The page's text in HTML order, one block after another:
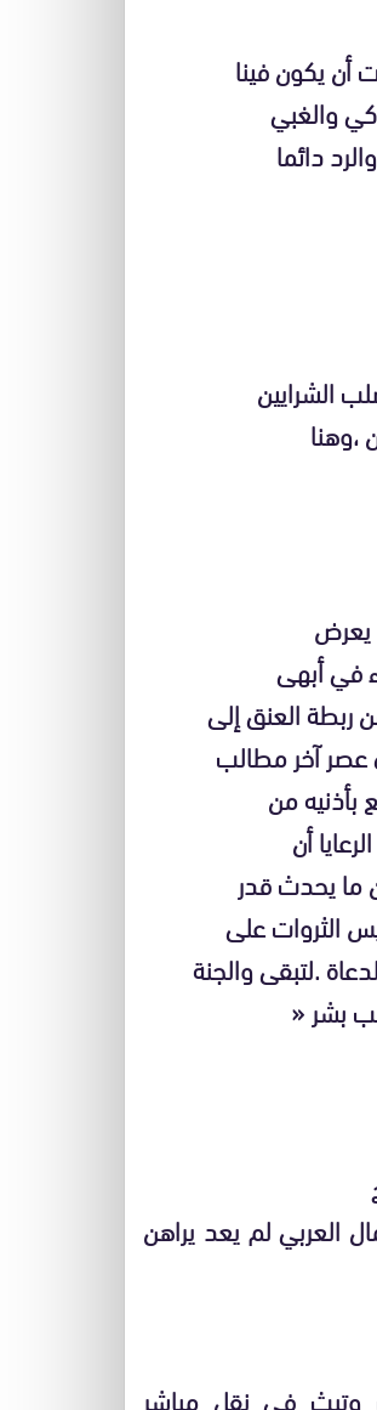
أن يكون فينا
والغبي
دائما
الشرايين
يعرض
في أبهى
ربطة العنق إلى
عصر آخر مطالب
بأذنيه من
أن
ما يحدث قدر
الثروات على
.لتبقى والجنة
بشر «
العربي لم يعد يراهن
وتبث في نقل مباشر